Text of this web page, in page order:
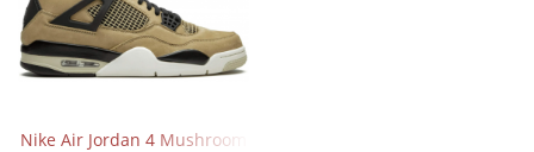
Nike Air Jordan 4 Mushroom